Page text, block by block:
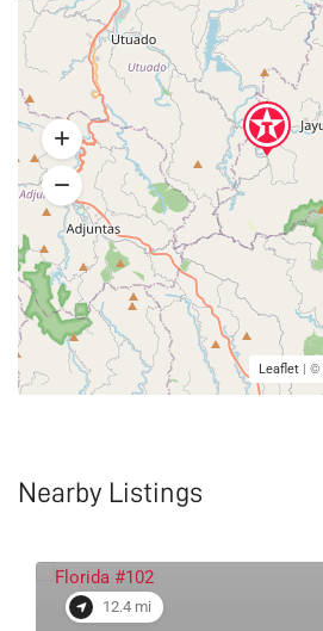
Leaflet | ©
Nearby Listings
12.4 mi